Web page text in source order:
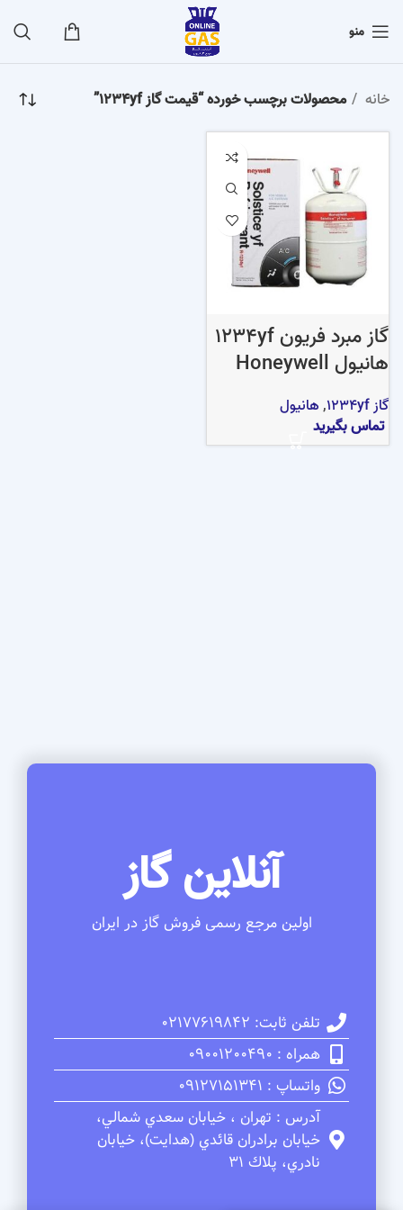
منو
خانه محصولات برچسب خورده “قیمت گاز 1234yf”
گاز مبرد فریون 1234yf
هانیول Honeywell
گاز 1234yf ,هانیول
تماس بگیرید
آنلاین گاز
اولین مرجع رسمی فروش گاز در ایران
تلفن ثابت: 02177619842
همراه : 09001200490
واتساپ : 09127151341
آدرس : تهران ، خيابان سعدي شمالي،
خيابان برادران قائدي (هدايت)، خيابان
نادري، پلاك 31